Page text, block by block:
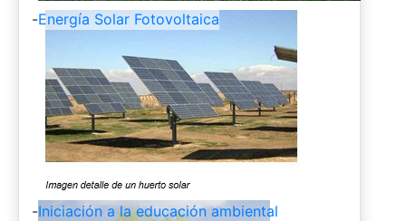
-Energía Solar Fotovoltaica
-Iniciación a la educación ambiental